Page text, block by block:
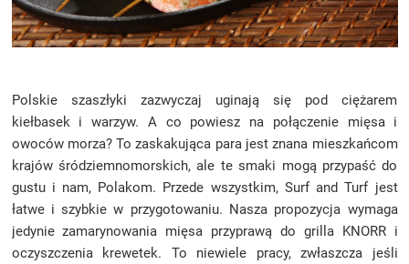
Polskie szaszłyki zazwyczaj uginają się pod ciężarem
kiełbasek i warzyw. A co powiesz na połączenie mięsa i
owoców morza? To zaskakująca para jest znana mieszkańcom
krajów śródziemnomorskich, ale te smaki mogą przypaść do
gustu i nam, Polakom. Przede wszystkim, Surf and Turf jest
łatwe i szybkie w przygotowaniu. Nasza propozycja wymaga
jedynie zamarynowania mięsa przyprawą do grilla KNORR i
oczyszczenia krewetek. To niewiele pracy, zwłaszcza jeśli